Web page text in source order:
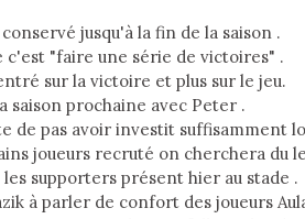
jusqu'à la fin de la saison .
"faire une série de victoires" .
sur la victoire et plus sur le jeu.
saison prochaine avec Peter .
de pas avoir investit suffisamment
joueurs recruté on cherchera du
supporters présent hier au stade .
à parler de confort des joueurs